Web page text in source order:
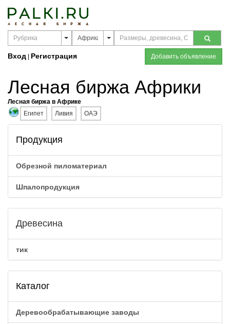
Вход | Регистрация Добавить объявление
Лесная биржа Африки
Лесная биржа в Африке
Египет
Ливия ОАЭ
Продукция
Обрезной пиломатериал
Шпалопродукция
Древесина
тик
Каталог
Деревообрабатывающие заводы